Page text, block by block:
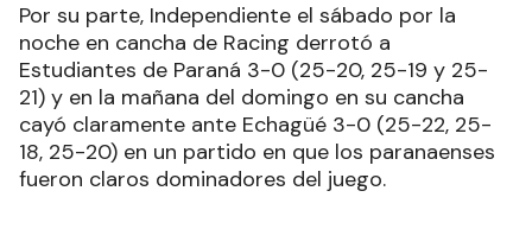
Por su parte, Independiente el sábado por la
noche en cancha de Racing derrotó a
Estudiantes de Paraná 3-0 (25-20, 25-19 y 25-
21) y en la mañana del domingo en su cancha
cayó claramente ante Echagüé 3-0 (25-22, 25-
18, 25-20) en un partido en que los paranaenses
fueron claros dominadores del juego.